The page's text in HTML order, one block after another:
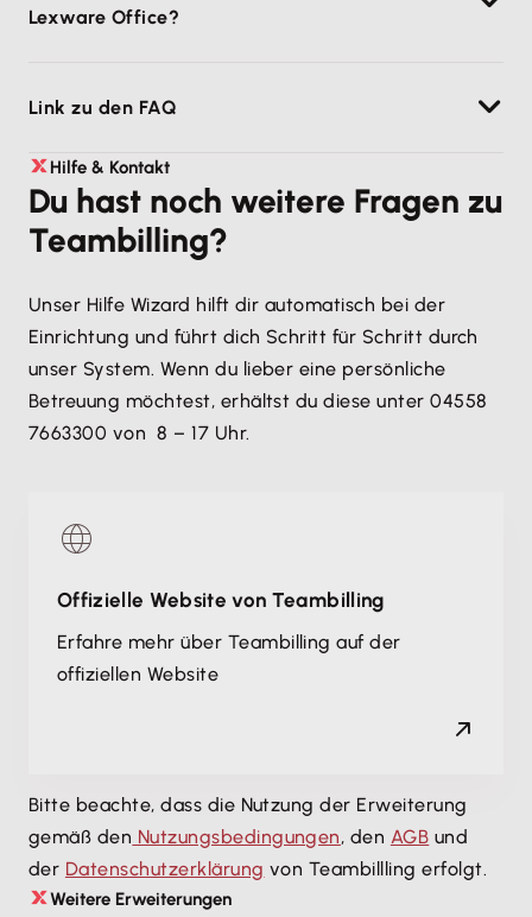
abrechnungsrelevanten Daten an Lexware Office.
werden.
Lexware Office?
Link zu den FAQ
https://teambilling.de/faq
Hilfe & Kontakt
Du hast noch weitere Fragen zu
Teambilling?
Unser Hilfe Wizard hilft dir automatisch bei der
Einrichtung und führt dich Schritt für Schritt durch
unser System. Wenn du lieber eine persönliche
Betreuung möchtest, erhältst du diese unter 04558
7663300 von 8 – 17 Uhr.
Offizielle Website von Teambilling
Erfahre mehr über Teambilling auf der
offiziellen Website
Bitte beachte, dass die Nutzung der Erweiterung
gemäß den Nutzungsbedingungen, den AGB und
der Datenschutzerklärung von Teambillling erfolgt.
Weitere Erweiterungen